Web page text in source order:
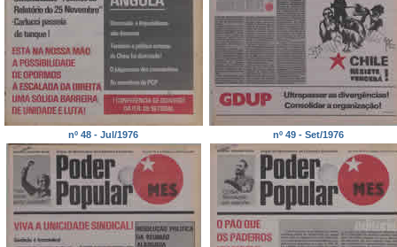
nº 48 - Jul/1976 nº 49 - Set/1976